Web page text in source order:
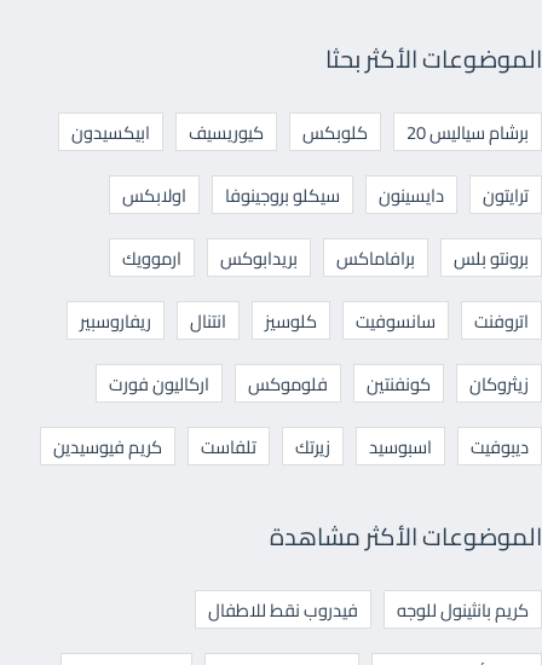
الموضوعات الأكثر بحثا
برشام سياليس 20 كلوبكس كيوريسيف
ابيكسيدون
ترايتون
دايسينون سيكلو بروجينوفا
اولابكس
برونتو بلس
برافاماكس بريدابوكس
ارموويك
اتروفنت
سانسوفيت كلوسيز انتنال
ريفاروسبير
زيثروكان
كونفنتين فلوموكس
اركاليون فورت
ديبوفيت
اسبوسيد زيرتك تلفاست كريم فيوسيدين
الموضوعات الأكثر مشاهدة
كريم بانثينول للوجه
فيدروب نقط للاطفال